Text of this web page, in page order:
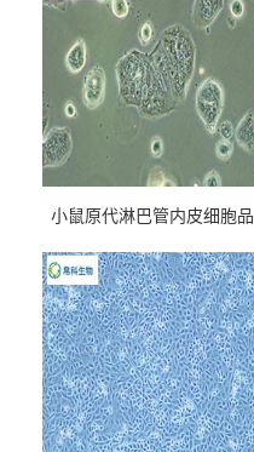
小鼠原代淋巴管内皮细胞品